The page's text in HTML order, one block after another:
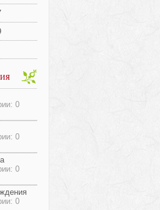
0
0
0
0